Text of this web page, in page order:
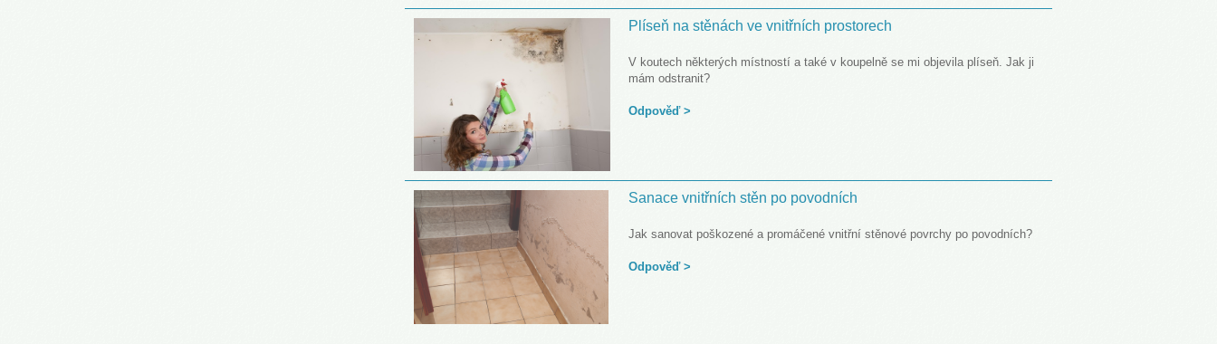
Plíseň na stěnách ve vnitřních prostorech
V koutech některých místností a také v koupelně se mi objevila plíseň. Jak ji
mám odstranit?
Odpověď >
Sanace vnitřních stěn po povodních
Jak sanovat poškozené a promáčené vnitřní stěnové povrchy po povodních?
Odpověď >